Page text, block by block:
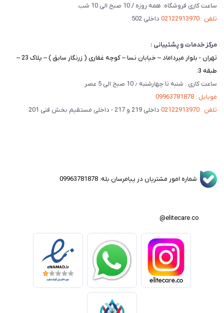
ساعت کاری فروشگاه: همه روزه / 10 صبح الی 10 شب.
تلفن : 02122913970
داخلی 502
مرکز خدمات و پشتیبانی :
تهران - بلوار میرداماد – خیابان نسا – کوچه غفاری ( زرنگار سابق ) – پلاک 23 –
طبقه 3.
ساعت کاری : شنبه تا چهارشنبه ٫ 10 صبح الی 5 عصر
موبایل : 09963781878
تلفن : 02122913970
داخلی 219 و 217 - داخلی مستقیم بخش فنی 201
شماره امور مشتریان در پیامرسان بله: 09963781878